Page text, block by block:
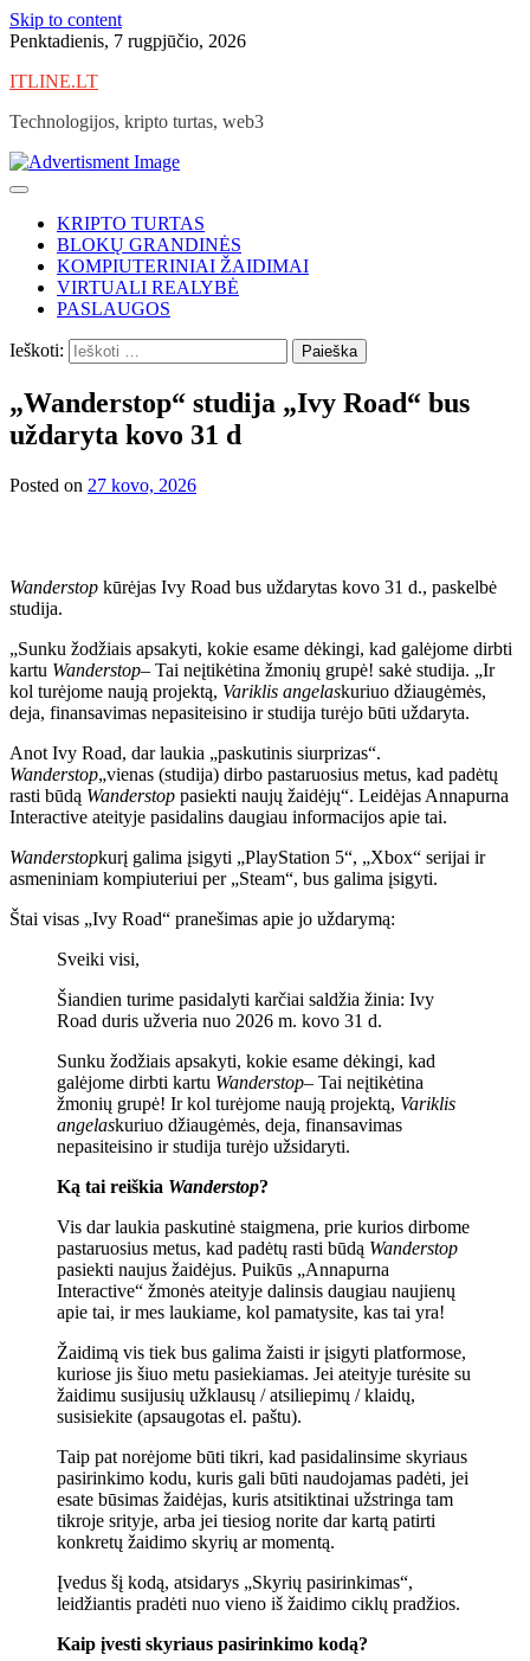
Skip to content
Penktadienis, 7 rugpjūčio, 2026
ITLINE.LT
Technologijos, kripto turtas, web3
KRIPTO TURTAS
BLOKŲ GRANDINĖS
KOMPIUTERINIAI ŽAIDIMAI
VIRTUALI REALYBĖ
PASLAUGOS
Ieškoti:
„Wanderstop“ studija „Ivy Road“ bus
uždaryta kovo 31 d
Posted on 27 kovo, 2026
Wanderstop kūrėjas Ivy Road bus uždarytas kovo 31 d., paskelbė
studija.
„Sunku žodžiais apsakyti, kokie esame dėkingi, kad galėjome dirbti
kartu Wanderstop– Tai neįtikėtina žmonių grupė! sakė studija. „Ir
kol turėjome naują projektą, Variklis angelaskuriuo džiaugėmės,
deja, finansavimas nepasiteisino ir studija turėjo būti uždaryta.
Anot Ivy Road, dar laukia „paskutinis siurprizas“.
Wanderstop„vienas (studija) dirbo pastaruosius metus, kad padėtų
rasti būdą Wanderstop pasiekti naujų žaidėjų“. Leidėjas Annapurna
Interactive ateityje pasidalins daugiau informacijos apie tai.
Wanderstopkurį galima įsigyti „PlayStation 5“, „Xbox“ serijai ir
asmeniniam kompiuteriui per „Steam“, bus galima įsigyti.
Štai visas „Ivy Road“ pranešimas apie jo uždarymą:
Sveiki visi,
Šiandien turime pasidalyti karčiai saldžia žinia: Ivy
Road duris užveria nuo 2026 m. kovo 31 d.
Sunku žodžiais apsakyti, kokie esame dėkingi, kad
galėjome dirbti kartu Wanderstop– Tai neįtikėtina
žmonių grupė! Ir kol turėjome naują projektą, Variklis
angelaskuriuo džiaugėmės, deja, finansavimas
nepasiteisino ir studija turėjo užsidaryti.
Ką tai reiškia Wanderstop?
Vis dar laukia paskutinė staigmena, prie kurios dirbome
pastaruosius metus, kad padėtų rasti būdą Wanderstop
pasiekti naujus žaidėjus. Puikūs „Annapurna
Interactive“ žmonės ateityje dalinsis daugiau naujienų
apie tai, ir mes laukiame, kol pamatysite, kas tai yra!
Žaidimą vis tiek bus galima žaisti ir įsigyti platformose,
kuriose jis šiuo metu pasiekiamas. Jei ateityje turėsite su
žaidimu susijusių užklausų / atsiliepimų / klaidų,
susisiekite (apsaugotas el. paštu).
Taip pat norėjome būti tikri, kad pasidalinsime skyriaus
pasirinkimo kodu, kuris gali būti naudojamas padėti, jei
esate būsimas žaidėjas, kuris atsitiktinai užstringa tam
tikroje srityje, arba jei tiesiog norite dar kartą patirti
konkretų žaidimo skyrių ar momentą.
Įvedus šį kodą, atsidarys „Skyrių pasirinkimas“,
leidžiantis pradėti nuo vieno iš žaidimo ciklų pradžios.
Kaip įvesti skyriaus pasirinkimo kodą?